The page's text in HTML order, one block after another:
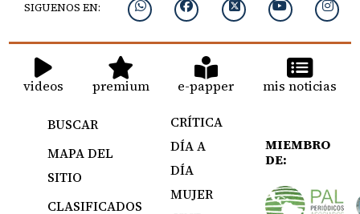
SIGUENOS EN:
videos premium e-papper mis noticias
BUSCAR
MAPA DEL
SITIO
CLASIFICADOS
CRÍTICA
DÍA A
DÍA
MUJER
MIEMBRO
DE: